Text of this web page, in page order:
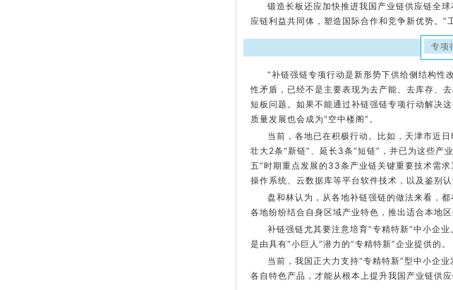
锻造长板还应加快推进我国产业链供应链全
应链利益共同体，塑造国际合作和竞争新优势。”
专项
“补链强链专项行动是新形势下供给侧结构性
性矛盾，已经不是主要表现为去产能、去库存、
短板问题。如果不能通过补链强链专项行动解决
质量发展也会成为“空中楼阁”。
当前，各地已在积极行动。比如，天津市近
壮大2条“新链”、延长3条“短链”，并已为这些产
五”时期重点发展的33条产业链关键重要技术需
操作系统、云数据库等平台软件技术，以及鉴别
盘和林认为，从各地补链强链的做法来看，
各地纷纷结合自身区域产业特色，推出适合本地
补链强链尤其要注意培育“专精特新”中小企
是由具有“小巨人”潜力的“专精特新”企业提供的。
当前，我国正大力支持“专精特新”型中小企
各自特色产品，才能从根本上提升我国产业链供应